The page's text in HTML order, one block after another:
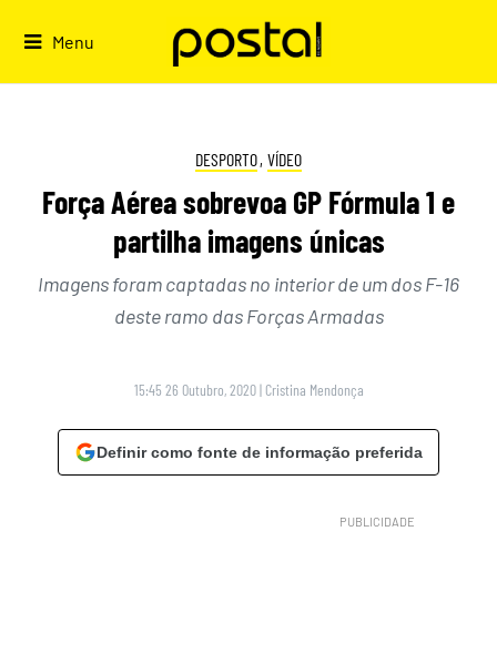
Menu
DESPORTO, VÍDEO
Força Aérea sobrevoa GP Fórmula 1 e
partilha imagens únicas
Imagens foram captadas no interior de um dos F-16
deste ramo das Forças Armadas
15:45 26 Outubro, 2020 | Cristina Mendonça
Definir como fonte de informação preferida